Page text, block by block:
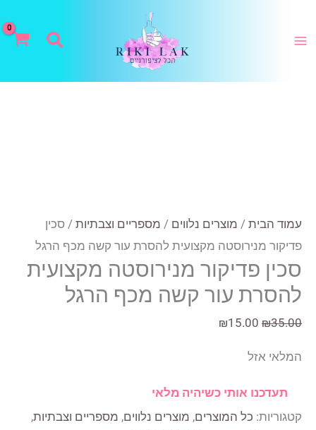
חיפוש
עמוד הבית / מוצרים נלווים / מספריים וצבתיות / סכין
פדיקור מנירוסטה מקצועית להסרת עור קשה מכף הרגל
סכין פדיקור מנירוסטה מקצועית
להסרת עור קשה מכף הרגל
₪35.00
המחיר
היה:
₪35.00.
₪15.00
₪15.00.
המלאי אזל
תעדכנו אותי כשיהיה מלאי
קטגוריות: כל המוצרים, מוצרים נלווים, מספריים וצבתיות,